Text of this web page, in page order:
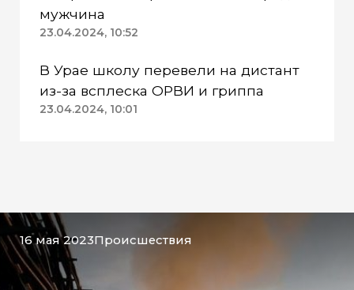
мужчина
23.04.2024, 10:52
В Урае школу перевели на дистант
из-за всплеска ОРВИ и гриппа
23.04.2024, 10:01
16 мая 2023Происшествия